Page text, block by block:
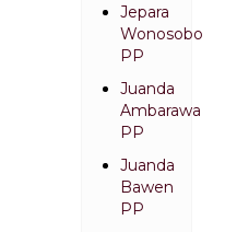
Jepara
Wonosobo
PP
Juanda
Ambarawa
PP
Juanda
Bawen
PP